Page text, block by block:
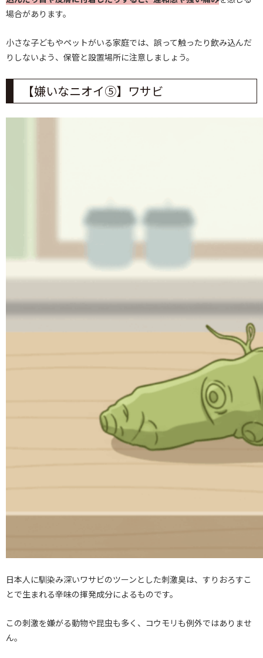
場合があります。
小さな子どもやペットがいる家庭では、誤って触ったり飲み込んだ
りしないよう、保管と設置場所に注意しましょう。
【嫌いなニオイ⑤】ワサビ
日本人に馴染み深いワサビのツーンとした刺激臭は、すりおろすこ
とで生まれる辛味の揮発成分によるものです。
この刺激を嫌がる動物や昆虫も多く、コウモリも例外ではありませ
ん。